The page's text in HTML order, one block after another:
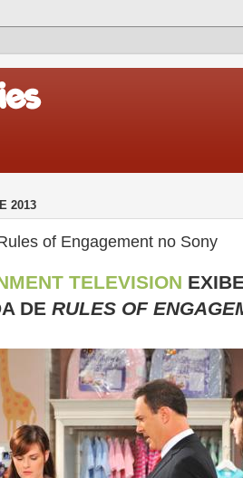
2013
of Engagement no Sony
TELEVISION
DE RULES OF